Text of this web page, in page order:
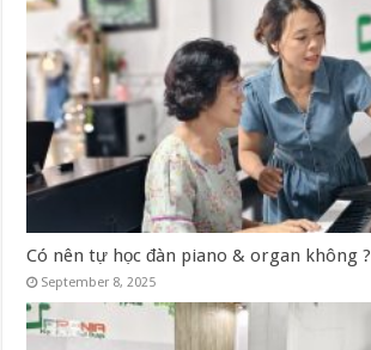
Có nên tự học đàn piano & organ không ?
September 8, 2025